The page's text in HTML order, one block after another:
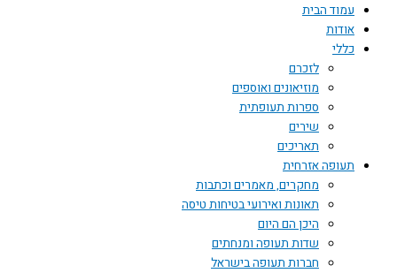
עמוד הבית
אודות
כללי
לזכרם
מוזיאונים ואוספים
ספרות תעופתית
שירים
תאריכים
תעופה אזרחית
מחקרים, מאמרים וכתבות
תאונות ואירועי בטיחות טיסה
היכן הם היום
שדות תעופה ומנחתים
חברות תעופה בישראל